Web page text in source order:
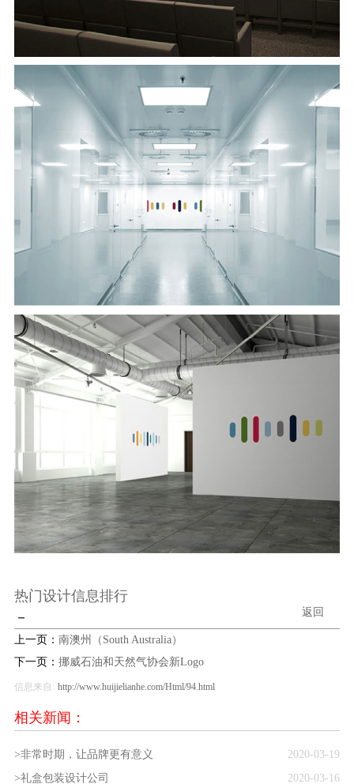
热门设计信息排行
－
返回
上一页： 南澳州（South Australia）
下一页： 挪威石油和天然气协会新Logo
信息来自: http://www.huijielianhe.com/Html/94.html
相关新闻：
>非常时期，让品牌更有意义
2020-03-19
>礼盒包装设计公司
2020-03-16